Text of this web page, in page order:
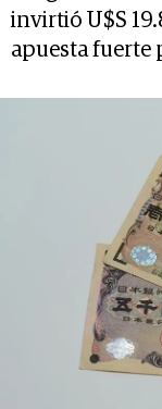
invirtió U$S
apuesta fuerte